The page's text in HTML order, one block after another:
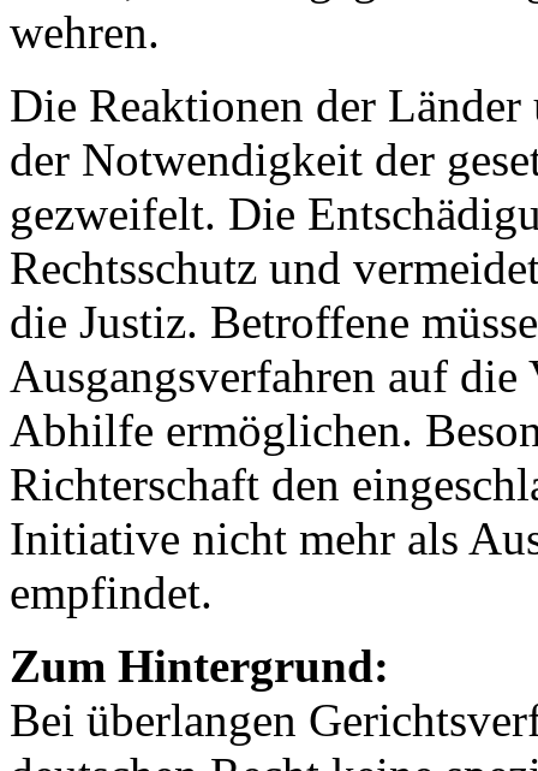
wehren.
Die Reaktionen der
der Notwendigkeit der
gezweifelt. Die
Rechtsschutz und
die Justiz. Betroffene
Ausgangsverfahren auf
Abhilfe ermöglichen.
Richterschaft den
Initiative nicht mehr als
empfindet.
Zum Hintergrund:
Bei überlangen